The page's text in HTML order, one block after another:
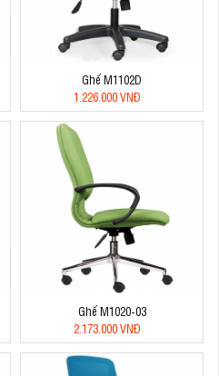
Ghế M1102D
1.226.000 VNĐ
Ghế M1020-03
2.173.000 VNĐ